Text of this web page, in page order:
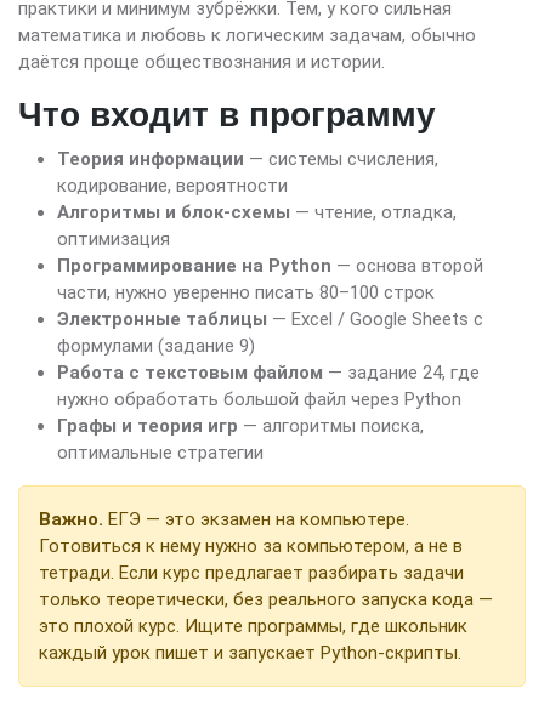
практики и минимум зубрёжки. Тем, у кого сильная
математика и любовь к логическим задачам, обычно
даётся проще обществознания и истории.
Что входит в программу
Теория информации — системы счисления,
кодирование, вероятности
Алгоритмы и блок-схемы — чтение, отладка,
оптимизация
Программирование на Python — основа второй
части, нужно уверенно писать 80–100 строк
Электронные таблицы — Excel / Google Sheets с
формулами (задание 9)
Работа с текстовым файлом — задание 24, где
нужно обработать большой файл через Python
Графы и теория игр — алгоритмы поиска,
оптимальные стратегии
Важно. ЕГЭ — это экзамен на компьютере.
Готовиться к нему нужно за компьютером, а не в
тетради. Если курс предлагает разбирать задачи
только теоретически, без реального запуска кода —
это плохой курс. Ищите программы, где школьник
каждый урок пишет и запускает Python-скрипты.